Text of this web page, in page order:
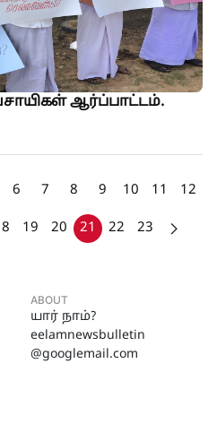
வவுணதீவில் விவசாயிகள் ஆர்ப்பாட்டம்.
6 7 8 9 10 11 12
19 20 21 22 23
ABOUT
யார் நாம்?
eelamnewsbulletin
@googlemail.com